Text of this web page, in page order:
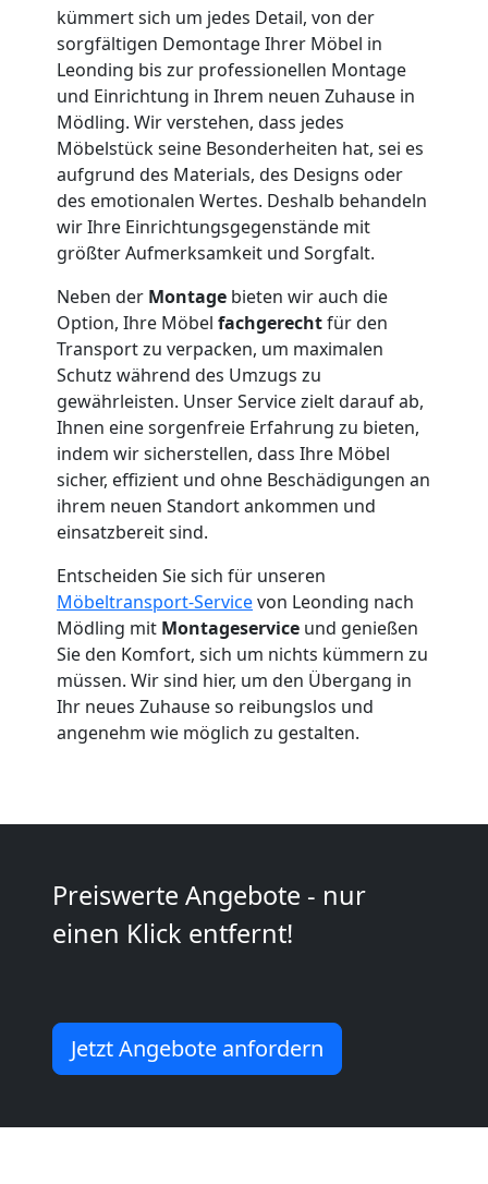
kümmert sich um jedes Detail, von der
sorgfältigen Demontage Ihrer Möbel in
Leonding bis zur professionellen Montage
und Einrichtung in Ihrem neuen Zuhause in
Mödling. Wir verstehen, dass jedes
Möbelstück seine Besonderheiten hat, sei es
aufgrund des Materials, des Designs oder
des emotionalen Wertes. Deshalb behandeln
wir Ihre Einrichtungsgegenstände mit
größter Aufmerksamkeit und Sorgfalt.
Neben der Montage bieten wir auch die
Option, Ihre Möbel fachgerechtfür den
Transport zu verpacken, um maximalen
Schutz während des Umzugs zu
gewährleisten. Unser Service zielt darauf ab,
Ihnen eine sorgenfreie Erfahrung zu bieten,
indem wir sicherstellen, dass Ihre Möbel
sicher, effizient und ohne Beschädigungen an
ihrem neuen Standort ankommen und
einsatzbereit sind.
Entscheiden Sie sich für unseren
Möbeltransport-Servicevon Leonding nach
Mödling mit Montageservice und genießen
Sie den Komfort, sich um nichts kümmern zu
müssen. Wir sind hier, um den Übergang in
Ihr neues Zuhause so reibungslos und
angenehm wie möglich zu gestalten.
Preiswerte Angebote - nur
einen Klick entfernt!
Jetzt Angebote anfordern
Leonding
Möbeltransport
Leonding
Beiladung
Leonding
Mini
Umzug
Leonding
Umzug
Mann
LKW
Leonding
Kunsttransport
Leonding
Umzug